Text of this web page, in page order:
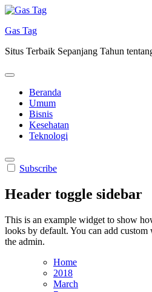
Skip
content
Gas Tag
Situs Terbaik Sepanjang Tahun
Beranda
Umum
Bisnis
Kesehatan
Teknologi
Subscribe
Header toggle sidebar
This is an example widget to show
looks by default. You can add custom
the admin.
Home
2018
March